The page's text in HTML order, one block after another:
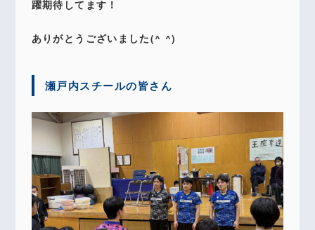
躍期待してます！
ありがとうございました(^ ^)
瀬戸内スチールの皆さん